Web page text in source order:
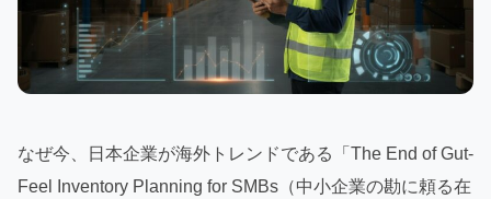
なぜ今、日本企業が海外トレンドである「The End of Gut-
Feel Inventory Planning for SMBs（中小企業の勘に頼る在